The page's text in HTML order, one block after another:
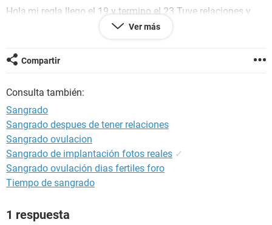
BIENESTAR
Hola,mi regla llego el 19 y termino el 23.Tuve relaciones y
eyaculó adentro y ayer me vino sangrado q hasta hoy lo
Ver más
Compartir
Consulta también:
Sangrado
Sangrado despues de tener relaciones
Sangrado ovulacion
Sangrado de implantación fotos reales ✓
Sangrado ovulación dias fertiles foro
Tiempo de sangrado
1 respuesta